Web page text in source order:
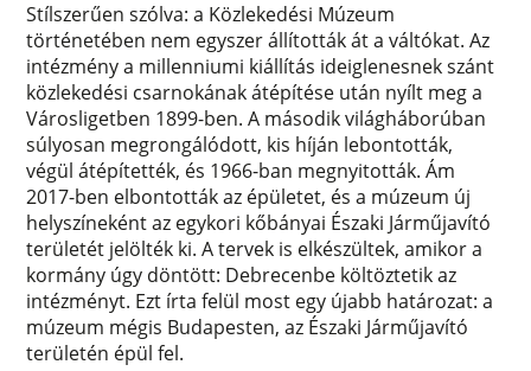
Stílszerűen szólva: a Közlekedési Múzeum
történetében nem egyszer állították át a váltókat. Az
intézmény a millenniumi kiállítás ideiglenesnek szánt
közlekedési csarnokának átépítése után nyílt meg a
Városligetben 1899-ben. A második világháborúban
súlyosan megrongálódott, kis híján lebontották,
végül átépítették, és 1966-ban megnyitották. Ám
2017-ben elbontották az épületet, és a múzeum új
helyszíneként az egykori kőbányai Északi Járműjavító
területét jelölték ki. A tervek is elkészültek, amikor a
kormány úgy döntött: Debrecenbe költöztetik az
intézményt. Ezt írta felül most egy újabb határozat: a
múzeum mégis Budapesten, az Északi Járműjavító
területén épül fel.